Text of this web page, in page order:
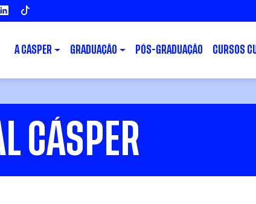
LINKEDIN
A CÁSPER GRADUAÇÃO PÓS-GRADUAÇÃO CURSOS
CÁSPER